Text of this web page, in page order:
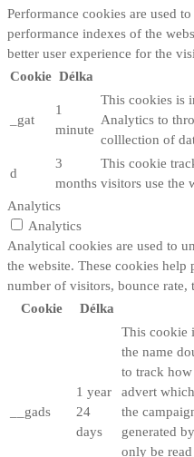
Performance cookies are used
performance indexes of the
better user experience for the
Cookie Délka
_gat
1
minute
This cookies is
Analytics to
colllection of
d
3
months
This cookie
visitors use the
Analytics
Analytics
Analytical cookies are used to
the website. These cookies
number of visitors, bounce rate,
Cookie
Délka
__gads
1 year
24
days
This cookie
the name
to track how
advert
the
generated
only be